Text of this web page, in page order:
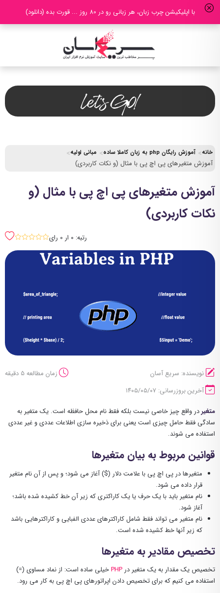
با اپلیکیشن چرب زبان، هر زبانی رو در 80 روز ... قورت بده (دانلود)
خانه آموزش رایگان php به زبان کاملا ساده مبانی اولیه
آموزش متغیرهای پی اچ پی با مثال (و نکات کاربردی)
آموزش متغیرهای پی اچ پی با مثال (و
نکات کاربردی)
رتبه: 0 ار 0 رای sssss
نویسنده: سریع آسان
زمان مطالعه 5 دقیقه
آخرین بروزرسانی: ۱۴۰۵/۰۵/۰۷
متغیردر واقع چیز خاصی نیست بلکه فقط نام محل حافظه است. یک متغیر به
سادگی فقط حامل چیزی است یعنی برای ذخیره سازی اطلاعات عددی و غیر عددی
استفاده می شوند.
قوانین مربوط به بیان متغیرها
متغیرها در پی اچ پی با علامت دلار ($) آغاز می شود؛ و پس از آن نام متغیر
قرار داده می شود.
نام متغیر باید با یک حرف یا یک کاراکتری که زیر آن خط کشیده شده باشد؛
آغاز شود.
نام متغیر می تواند فقط شامل کاراکترهای عددی الفبایی و کاراکترهایی باشد
که زیر آنها خط کشیده شده است.
تخصیص مقادیر به متغیرها
تخصیص یک مقدار به یک متغیر درPHPخیلی ساده است: از نماد مساوی (=)
استفاده می کنیم که برای تخصیص دادن اپراتورهای پی اچ پی به کار می رود.